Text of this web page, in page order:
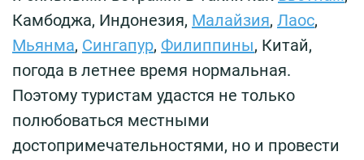
Камбоджа, Индонезия, Малайзия, Лаос,
Мьянма, Сингапур, Филиппины, Китай,
погода в летнее время нормальная.
Поэтому туристам удастся не только
полюбоваться местными
достопримечательностями, но и провести